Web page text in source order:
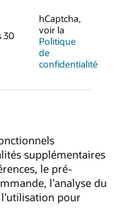
30
hCaptcha,
voir la
Politique
de
confidentialité
supplémentaires
le pré-
l’analyse du
pour